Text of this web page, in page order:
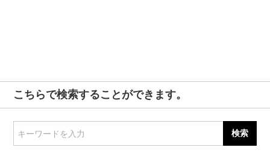
こちらで検索することができます。
キーワードを入力